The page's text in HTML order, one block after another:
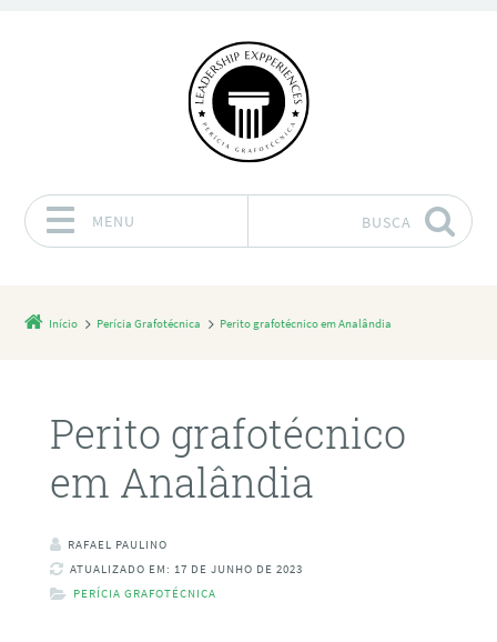
MENU BUSCA
Início Perícia Grafotécnica Perito grafotécnico em Analândia
Perito grafotécnico
em Analândia
RAFAEL PAULINO
ATUALIZADO EM: 17 DE JUNHO DE 2023
PERÍCIA GRAFOTÉCNICA